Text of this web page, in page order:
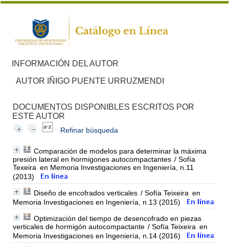
INFORMACIÓN DEL AUTOR
AUTOR IÑIGO PUENTE URRUZMENDI
DOCUMENTOS DISPONIBLES ESCRITOS POR
ESTE AUTOR
Refinar búsqueda
Comparación de modelos para determinar la máxima
presión lateral en hormigones autocompactantes / Sofía
Texeira en Memoria Investigaciones en Ingeniería, n.11
(2013)
Diseño de encofrados verticales / Sofía Teixeira en
Memoria Investigaciones en Ingeniería, n.13 (2015)
Optimización del tiempo de desencofrado en piezas
verticales de hormigón autocompactante / Sofía Teixeira en
Memoria Investigaciones en Ingeniería, n.14 (2016)